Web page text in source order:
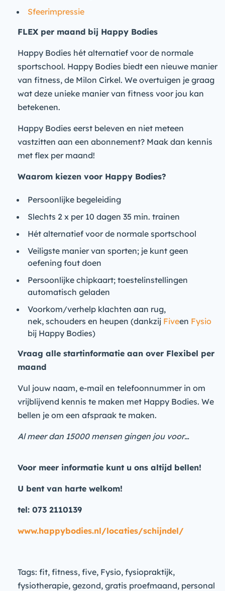
Sfeerimpressie
FLEX per maand bij Happy Bodies
Happy Bodies hét alternatief voor de normale
sportschool. Happy Bodies biedt een nieuwe manier
van fitness, de Milon Cirkel. We overtuigen je graag
wat deze unieke manier van fitness voor jou kan
betekenen.
Happy Bodies eerst beleven en niet meteen
vastzitten aan een abonnement? Maak dan kennis
met flex per maand!
Waarom kiezen voor Happy Bodies?
Persoonlijke begeleiding
Slechts 2 x per 10 dagen 35 min. trainen
Hét alternatief voor de normale sportschool
Veiligste manier van sporten; je kunt geen
oefening fout doen
Persoonlijke chipkaart; toestelinstellingen
automatisch geladen
Voorkom/verhelp klachten aan rug,
nek, schouders en heupen (dankzij Fiveen Fysio
bij Happy Bodies)
Vraag alle startinformatie aan over Flexibel per
maand
Vul jouw naam, e-mail en telefoonnummer in om
vrijblijvend kennis te maken met Happy Bodies. We
bellen je om een afspraak te maken.
Al meer dan 15000 mensen gingen jou voor…
Voor meer informatie kunt u ons altijd bellen!
U bent van harte welkom!
tel: 073 2110139
www.happybodies.nl/locaties/schijndel/
Tags: fit, fitness, five, Fysio, fysiopraktijk,
fysiotherapie, gezond, gratis proefmaand, personal